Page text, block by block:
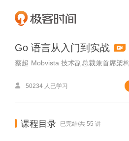
Go 语言从入门到实战
蔡超
 50234 人已学习
课程目录 已完结/共 55 讲